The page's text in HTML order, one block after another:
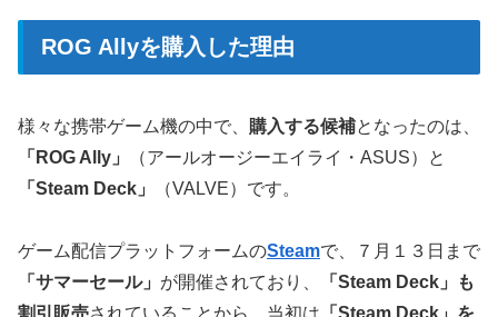
ROG Allyを購入した理由
様々な携帯ゲーム機の中で、 購入する候補となったのは、
「ROG Ally」
（アールオージーエイライ・ASUS）と
「Steam Deck」
（VALVE）です。
ゲーム配信プラットフォームのSteamで、７月１３日まで
「サマーセール」 が開催されており、
「Steam Deck」も